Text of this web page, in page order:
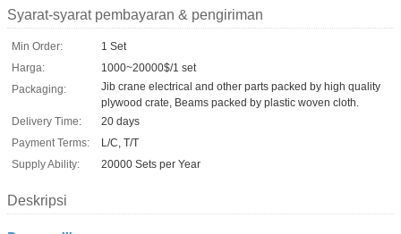
Syarat-syarat pembayaran & pengiriman
Min Order:
1 Set
Harga:
1000~20000$/1 set
Packaging:
Jib crane electrical and other parts packed by high quality
plywood crate, Beams packed by plastic woven cloth.
Delivery Time:
20 days
Payment Terms:
L/C, T/T
Supply Ability:
20000 Sets per Year
Deskripsi